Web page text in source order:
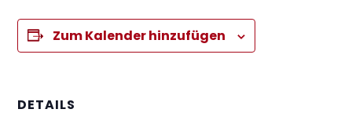
Zum Kalender hinzufügen
DETAILS